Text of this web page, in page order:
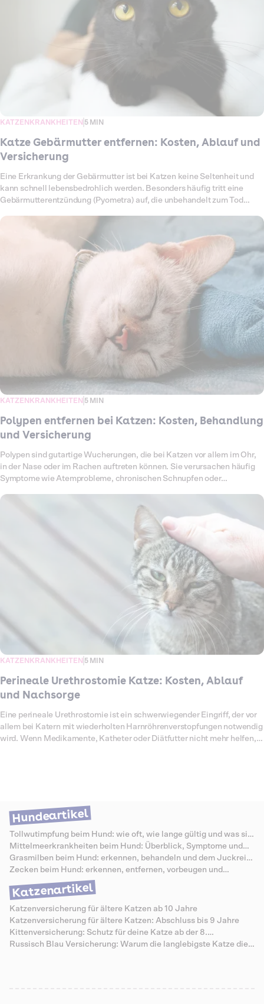
Komplikationen können die Rechnung erhöhen. Damit du weißt, womit
du rechnen musst, findest du hier einen Überblick über den Ablauf, die
typischen Preise und die Möglichkeiten, einen Teil der Kosten durch
eine Versicherung abdecken zu lassen.
KATZENKRANKHEITEN 5 MIN
Katze Gebärmutter entfernen: Kosten, Ablauf und
Versicherung
Eine Erkrankung der Gebärmutter ist bei Katzen keine Seltenheit und
kann schnell lebensbedrohlich werden. Besonders häufig tritt eine
Gebärmutterentzündung (Pyometra) auf, die unbehandelt zum Tod
oder andere Veränderungen können eine Operation notwendig machen.
Für dich als Halterin oder Halter bedeutet das nicht nur eine große
Sorge um die Gesundheit deiner Katze, sondern auch erhebliche
Tierarztkosten. Was dich bei einer Gebärmutter-OP deiner Katze
erwartet, welche Symptome auf eine Erkrankung hinweisen und wie
hoch die Kosten sind, erfährst du hier im Überblick.
KATZENKRANKHEITEN 5 MIN
Polypen entfernen bei Katzen: Kosten, Behandlung
und Versicherung
Polypen sind gutartige Wucherungen, die bei Katzen vor allem im Ohr,
in der Nase oder im Rachen auftreten können. Sie verursachen häufig
Symptome wie Atemprobleme, chronischen Schnupfen oder
Klinikaufenthalt können die Kosten erheblich variieren. In diesem
Artikel erfährst du, wie sich die Behandlung gestaltet, welche Kosten
für das Entfernen von Polypen bei Katzen entstehen und wie dich eine
Katzenkrankenversicherung von Dalma entlasten kann.
KATZENKRANKHEITEN 5 MIN
Perineale Urethrostomie Katze: Kosten, Ablauf
und Nachsorge
Eine perineale Urethrostomie ist ein schwerwiegender Eingriff, der vor
allem bei Katern mit wiederholten Harnröhrenverstopfungen notwendig
wird. Wenn Medikamente, Katheter oder Diätfutter nicht mehr helfen,
perineale Urethrostomie bedeutet, wie sie abläuft und mit welchen
Kosten du rechnen musst, erfährst du in diesem Artikel.
Hundeartikel
Tollwutimpfung beim Hund: wie oft, wie lange gültig und was sie
kostet
Mittelmeerkrankheiten beim Hund: Überblick, Symptome und
Schutz
Grasmilben beim Hund: erkennen, behandeln und dem Juckreiz
vorbeugen
Zecken beim Hund: erkennen, entfernen, vorbeugen und
Krankheiten vermeiden
Katzenartikel
Katzenversicherung für ältere Katzen ab 10 Jahre
Katzenversicherung für ältere Katzen: Abschluss bis 9 Jahre
Kittenversicherung: Schutz für deine Katze ab der 8.
Lebenswoche
Russisch Blau Versicherung: Warum die langlebigste Katze die